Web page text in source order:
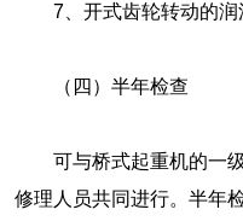
7、开式齿轮转动的润
（四）半年检查
可与桥式起重机的一级
修理人员共同进行。半年